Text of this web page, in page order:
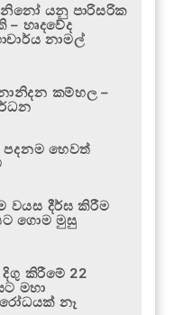
නිනෝ යනු පාරිසරික
– හෘදවේද
නාමල්
කම්හල –
පදනම හෙවත්
වයස දීර්ඝ කිරීම
ගොම මුසු
කිරීමේ 22
මහා
නෑ